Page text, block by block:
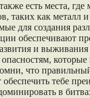
есть места,
таких как металл
для создания
обеспечивают
и
которые
что
тебе
в